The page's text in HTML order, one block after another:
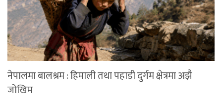
नेपालमा बालश्रम : हिमाली तथा पहाडी दुर्गम क्षेत्रमा अझै
जोखिम